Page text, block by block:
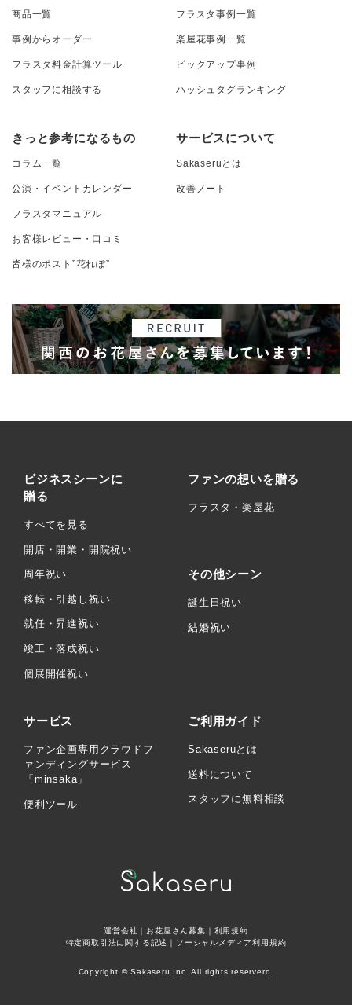
商品一覧
事例からオーダー
フラスタ料金計算ツール
スタッフに相談する
フラスタ事例一覧
楽屋花事例一覧
ピックアップ事例
ハッシュタグランキング
きっと参考になるもの
コラム一覧
公演・イベントカレンダー
フラスタマニュアル
お客様レビュー・口コミ
皆様のポスト”花れぽ”
サービスについて
Sakaseruとは
改善ノート
ビジネスシーンに
贈る
すべてを見る
開店・開業・開院祝い
周年祝い
移転・引越し祝い
就任・昇進祝い
竣工・落成祝い
個展開催祝い
ファンの想いを贈る
フラスタ・楽屋花
その他シーン
誕生日祝い
結婚祝い
サービス
ファン企画専用クラウドフ
ァンディングサービス
「minsaka」
便利ツール
ご利用ガイド
Sakaseruとは
送料について
スタッフに無料相談
運営会社 ｜ お花屋さん募集 ｜ 利用規約
特定商取引法に関する記述 ｜ ソーシャルメディア利用規約
Copyright © Sakaseru Inc. All rights reserverd.